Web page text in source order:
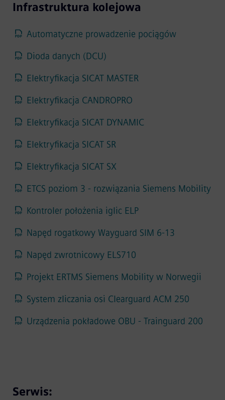
Infrastruktura kolejowa
Automatyczne prowadzenie pociągów
Dioda danych (DCU)
Elektryfikacja SICAT MASTER
Elektryfikacja CANDROPRO
Elektryfikacja SICAT DYNAMIC
Elektryfikacja SICAT SR
Elektryfikacja SICAT SX
ETCS poziom 3 - rozwiązania Siemens Mobility
Kontroler położenia iglic ELP
Napęd rogatkowy Wayguard SIM 6-13
Napęd zwrotnicowy ELS710
Projekt ERTMS Siemens Mobility w Norwegii
System zliczania osi Clearguard ACM 250
Urządzenia pokładowe OBU - Trainguard 200
Serwis: